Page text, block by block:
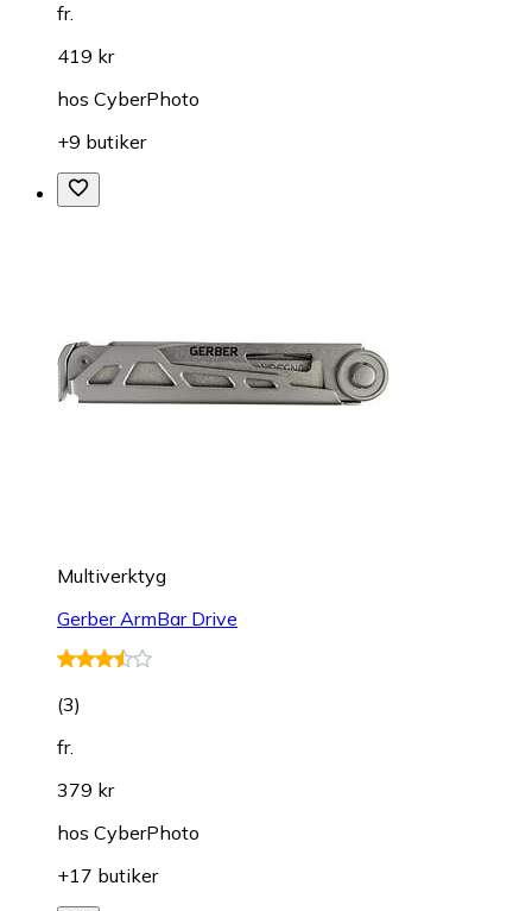
fr.
419 kr
hos CyberPhoto
+9 butiker
Multiverktyg
Gerber ArmBar Drive
(3)
fr.
379 kr
hos CyberPhoto
+17 butiker